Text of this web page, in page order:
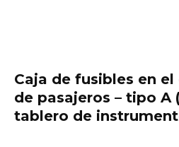
Caja de fusibles en
de pasajeros – tipo A
tablero de